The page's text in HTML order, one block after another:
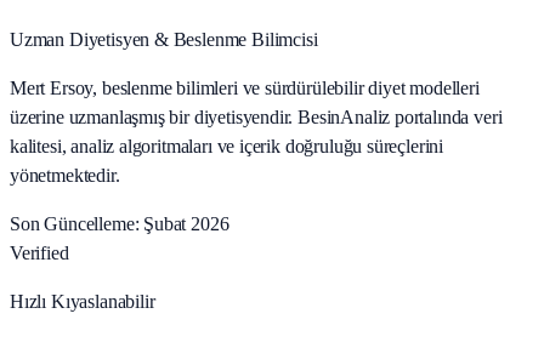
Uzman Diyetisyen & Beslenme Bilimcisi
Mert Ersoy, beslenme bilimleri ve sürdürülebilir diyet modelleri
üzerine uzmanlaşmış bir diyetisyendir. BesinAnaliz portalında veri
kalitesi, analiz algoritmaları ve içerik doğruluğu süreçlerini
yönetmektedir.
Son Güncelleme: Şubat 2026
Verified
Hızlı Kıyaslanabilir